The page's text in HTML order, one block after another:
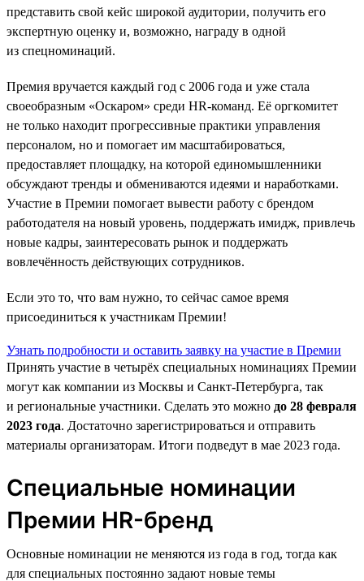
представить свой кейс широкой аудитории, получить его
экспертную оценку и, возможно, награду в одной
из спецноминаций.
Премия вручается каждый год с 2006 года и уже стала
своеобразным «Оскаром» среди HR-команд. Её оргкомитет
не только находит прогрессивные практики управления
персоналом, но и помогает им масштабироваться,
предоставляет площадку, на которой единомышленники
обсуждают тренды и обмениваются идеями и наработками.
Участие в Премии помогает вывести работу с брендом
работодателя на новый уровень, поддержать имидж, привлечь
новые кадры, заинтересовать рынок и поддержать
вовлечённость действующих сотрудников.
Если это то, что вам нужно, то сейчас самое время
присоединиться к участникам Премии!
Узнать подробности и оставить заявку на участие в Премии
Принять участие в четырёх специальных номинациях Премии
могут как компании из Москвы и Санкт-Петербурга, так
и региональные участники. Сделать это можно до 28 февраля
2023 года. Достаточно зарегистрироваться и отправить
материалы организаторам. Итоги подведут в мае 2023 года.
Специальные номинации
Премии HR-бренд
Основные номинации не меняются из года в год, тогда как
для специальных постоянно задают новые темы